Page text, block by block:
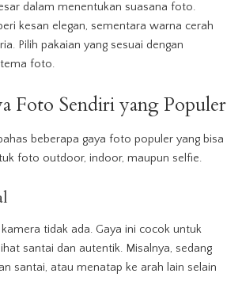
dalam menentukan suasana foto.
kesan elegan, sementara warna cerah
Pilih pakaian yang sesuai dengan
foto.
Foto Sendiri yang Populer
beberapa gaya foto populer yang bisa
foto outdoor, indoor, maupun selfie.
tidak ada. Gaya ini cocok untuk
santai dan autentik. Misalnya, sedang
santai, atau menatap ke arah lain selain